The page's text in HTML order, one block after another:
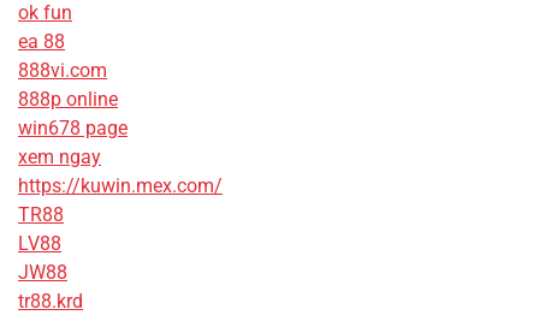
ok fun
ea 88
888vi.com
888p online
win678 page
xem ngay
https://kuwin.mex.com/
TR88
LV88
JW88
tr88.krd